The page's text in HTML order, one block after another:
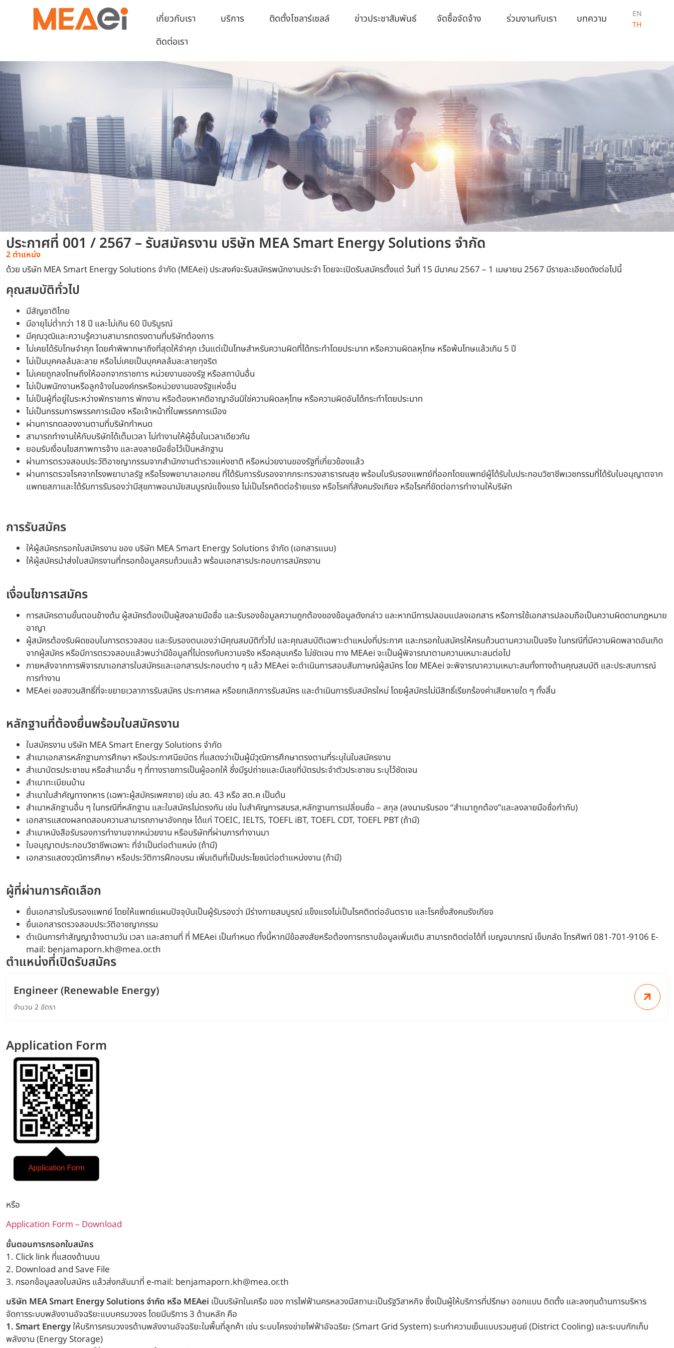
เกี่ยวกับเรา บริการ ติดตั้งโซลาร์เซลล์ ข่าวประชาสัมพันธ์​ จัดซื้อจัดจ้าง ร่วมงานกับเรา
บทความ
ติดต่อเรา
EN
TH
ประกาศที่ 001 / 2567 – รับสมัครงาน บริษัท MEA Smart Energy Solutions จำกัด
2 ตำแหน่ง
ด้วย บริษัท MEA Smart Energy Solutions จำกัด (MEAei) ประสงค์จะรับสมัครพนักงานประจำ โดยจะเปิดรับสมัครตั้งแต่ ว้นที่ 15 มีนาคม 2567 – 1 เมษายน 2567 มีรายละเอียดดังต่อไปนี้
คุณสมบัติทั่วไป
มีสัญชาติไทย
มีอายุไม่ต่ำกว่า 18 ปี และไม่เกิน 60 ปีบริบูรณ์
มีคุณวุฒิและความรู้ความสามารถตรงตามที่บริษัทต้องการ
ไม่เคยได้รับโทษจำคุก โดยคำพิพากษาถึงที่สุดให้จำคุก เว้นแต่เป็นโทษสำหรับความผิดที่ได้กระทำโดยประมาท หรือความผิดลหุโทษ หรือพ้นโทษแล้วเกิน 5 ปี
ไม่เป็นบุคคลล้มละลาย หรือไม่เคยเป็นบุคคลล้มละลายทุจริต
ไม่เคยถูกลงโทษถึงให้ออกจากราชการ หน่วยงานของรัฐ หรือสถาบันอื่น
ไม่เป็นพนักงานหรือลูกจ้างในองค์กรหรือหน่วยงานของรัฐแห่งอื่น
ไม่เป็นผู้ที่อยู่ในระหว่างพักราชการ พักงาน หรือต้องหาคดีอาญาอันมิใช่ความผิดลหุโทษ หรือความผิดอันได้กระทำโดยประมาท
ไม่เป็นกรรมการพรรคการเมือง หรือเจ้าหน้าที่ในพรรคการเมือง
ผ่านการทดลองงานตามที่บริษัทกำหนด
สามารถทำงานให้กับบริษัทได้เต็มเวลา ไม่ทำงานให้ผู้อื่นในเวลาเดียวกัน
ยอมรับเงื่อนไขสภาพการจ้าง และลงลายมือชื่อไว้เป็นหลักฐาน
ผ่านการตรวจสอบประวัติอาชญากรรมจากสำนักงานตำรวจแห่งชาติ หรือหน่วยงานของรัฐที่เกี่ยวข้องแล้ว
ผ่านการตรวจโรคจากโรงพยาบาลรัฐ หรือโรงพยาบาลเอกชน ที่ได้รับการรับรองจากกระทรวงสาธารณสุข พร้อมใบรับรองแพทย์ที่ออกโดยแพทย์ผู้ได้รับใบประกอบวิชาชีพเวชกรรมที่ได้รับใบอนุญาตจาก
แพทยสภาและได้รับการรับรองว่ามีสุขภาพอนามัยสมบูรณ์แข็งแรง ไม่เป็นโรคติดต่อร้ายแรง หรือโรคที่สังคมรังเกียจ หรือโรคที่ขัดต่อการทำงานให้บริษัท
การรับสมัคร
ให้ผู้สมัครกรอกใบสมัครงาน ของ บริษัท MEA Smart Energy Solutions จำกัด (เอกสารแนบ)
ให้ผู้สมัครนำส่งใบสมัครงานที่กรอกข้อมูลครบถ้วนแล้ว พร้อมเอกสารประกอบการสมัครงาน
เงื่อนไขการสมัคร
การสมัครตามขั้นตอนข้างต้น ผู้สมัครต้องเป็นผู้สงลายมือชื่อ และรับรองข้อมูลความถูกต้องของข้อมูลดังกล่าว และหากมีการปลอมแปลงเอกสาร หรือการใช้เอกสารปลอมถือเป็นความผิดดามกฎหมาย
อาญา
ผู้สมัครต้องรับผิดชอบในการตรวจสอบ และรับรองตนเองว่ามีคุณสมบัติทั่วไป และคุณสมบัติเฉพาะตำแหน่งที่ประกาศ และกรอกใบสมัครให้ครบถ้วนตามความเป็นจริง ในกรณีที่มีความผิดพลาดอันเกิด
จากผู้สมัคร หรือมีการตรวจสอบแล้วพบว่ามีข้อมูลที่ไม่ตรงกับความจริง หรือคลุมเครือ ไม่ชัดเจน ทาง MEAei จะเป็นผู้พิจารณาตามความเหมาะสมต่อไป
ภายหลังจากการพิจารณาเอกสารใบสมัครและเอกสารประกอบต่าง ๆ แล้ว MEAei จะดำเนินการสอบสัมภาษณ์ผู้สมัคร โดย MEAei จะพิจารณาความเหมาะสมทั้งทางด้านคุณสมบัติ และประสบการณ์
การทำงาน
MEAei ขอสงวนสิทธิ์ที่จะขยายเวลาการรับสมัคร ประกาศผล หรือยกเลิกการรับสมัคร และดำเนินการรับสมัครใหม่ โดยผู้สมัครไม่มีสิทธิ์เรียกร้องค่าเสียหายใด ๆ ทั้งสิ้น
หลักฐานที่ต้องยื่นพร้อมใบสมัครงาน
ใบสมัครงาน บริษัท MEA Smart Energy Solutions จำกัด
สำเนาเอกสารหลักฐานการศึกษา หรือประกาศนียบัตร ที่แสดงว่าเป็นผู้มีวุฒิการศึกษาตรงตามที่ระบุในใบสมัครงาน
สำเนาบัตรประชาชน หรือสำเนาอื่น ๆ ที่ทางราชการเป็นผู้ออกให้ ซึ่งมีรูปถ่ายและมีเลขที่บัตรประจำตัวประชาชน ระบุไว้ชัดเจน
สำเนาทะเบียนบ้าน
สำเนาใบสำคัญทางทหาร (เฉพาะผู้สมัครเพศชาย) เช่น สด. 43 หรือ สต.ค เป็นต้น
สำเนาหลักฐานอื่น ๆ ในกรณีที่หลักฐาน และใบสมัครไม่ตรงกัน เช่น ใบสำคัญการสมรส,หลักฐานการเปลี่ยนชื่อ – สกุล (ลงนามรับรอง “สำเนาถูกต้อง”และลงลายมือชื่อกำกับ)
เอกสารแสดงผลทดสอบความสามารถภาษาอังกฤษ ได้แก่ TOEIC, IELTS, TOEFL iBT, TOEFL CDT, TOEFL PBT (ถ้ามี)
สำเนาหนังสือรับรองการทำงานจากหน่วยงาน หรือบริษัทที่ผ่านการทำงานมา
ใบอนุญาตประกอบวิชาชีพเฉพาะ ที่จำเป็นต่อตำแหน่ง (ถ้ามี)
เอกสารแสดงวุฒิการศึกษา หรือประวัติการฝึกอบรม เพิ่มเติมที่เป็นประโยชน์ต่อตำแหน่งงาน (ถ้ามี)
ผู้ที่ผ่านการคัดเลือก
ยื่นเอกสารใบรับรองแพทย์ โดยให้แพทย์แผนปัจจุบันเป็นผู้รับรองว่า มีร่างกายสมบูรณ์ แข็งแรงไม่เป็นโรคติดต่ออันตราย และโรคซึ่งสังคมรังเกียจ
ยื่นเอกสารตรวจสอบประวัติอาชญากรรม
ดำเนินการทำสัญญาจ้างตามวัน เวลา และสถานที่ ที่ MEAei เป็นกำหนด ทั้งนี้หากมีข้อสงสัยหรือต้องการทราบข้อมูลเพิ่มเติม สามารถติดต่อได้ที่ เบญจมาภรณ์ เข็มกลัด โทรศัพท์ 081-701-9106 E-
mail: benjamaporn.kh@mea.or.th
ตำแหน่งที่เปิดรับสมัคร
Engineer (Renewable Energy)
จำนวน 2 อัตรา
Application Form
หรือ
Application Form – Download
ขั้นตอนการกรอกใบสมัคร
1. Click link ที่แสดงด้านบน
2. Download and Save File
3. กรอกข้อมูลลงใบสมัคร แล้วส่งกลับมาที่ e-mail: benjamaporn.kh@mea.or.th
บริษัท MEA Smart Energy Solutions จำกัด หรือ MEAei เป็นบริษัทในเครือ ของ การไฟฟ้านครหลวงมีสถานะเป็นรัฐวิสาหกิจ ซึ่งเป็นผู้ให้บริการที่ปรึกษา ออกแบบ ติดตั้ง และลงทุนด้านการบริหาร
จัดการระบบพลังงานอัจฉริยะแบบครบวงจร โดยมีบริการ 3 ด้านหลัก คือ
1. Smart Energyให้บริการครบวงจรด้านพลังงานอัจฉริยะในพื้นที่ลูกค้า เช่น ระบบโครงข่ายไฟฟ้าอัจฉริยะ (Smart Grid System) ระบทำความเย็นแบบรวมศูนย์ (District Cooling) และระบบกักเก็บ
พลังงาน (Energy Storage)